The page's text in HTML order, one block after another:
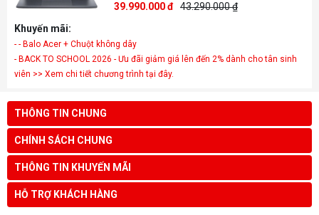
39.990.000 đ 43.290.000 ₫
Khuyến mãi:
- - Balo Acer + Chuột không dây
- BACK TO SCHOOL 2026 - Ưu đãi giảm giá lên đến 2% dành cho tân sinh
viên >> Xem chi tiết chương trình tại đây.
THÔNG TIN CHUNG
CHÍNH SÁCH CHUNG
THÔNG TIN KHUYẾN MÃI
HỖ TRỢ KHÁCH HÀNG